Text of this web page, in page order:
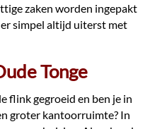
zaken worden ingepakt
simpel altijd uiterst met
Tonge
flink gegroeid en ben je in
groter kantoorruimte? In